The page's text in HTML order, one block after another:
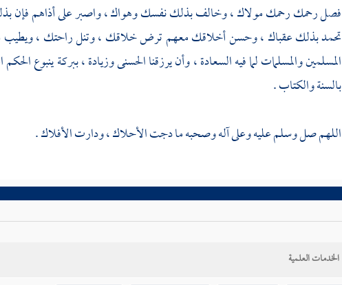
فصل رحمك رحمك مولاك ، وخالف بذلك نفسك وهواك ، واصبر على أذاهم فإن
تحمد بذلك عقباك ، وحسن أخلاقك معهم ترض خلاقك ، وتنل راحتك ، ويطيب
المسلمين والمسلمات لما فيه السعادة ، وأن يرزقنا الحسنى وزيادة ، ببركة ينبوع
بالسنة والكتاب .
اللهم صل وسلم عليه وعلى آله وصحبه ما دجت الأحلاك ، ودارت الأفلاك .
الخدمات العلمية